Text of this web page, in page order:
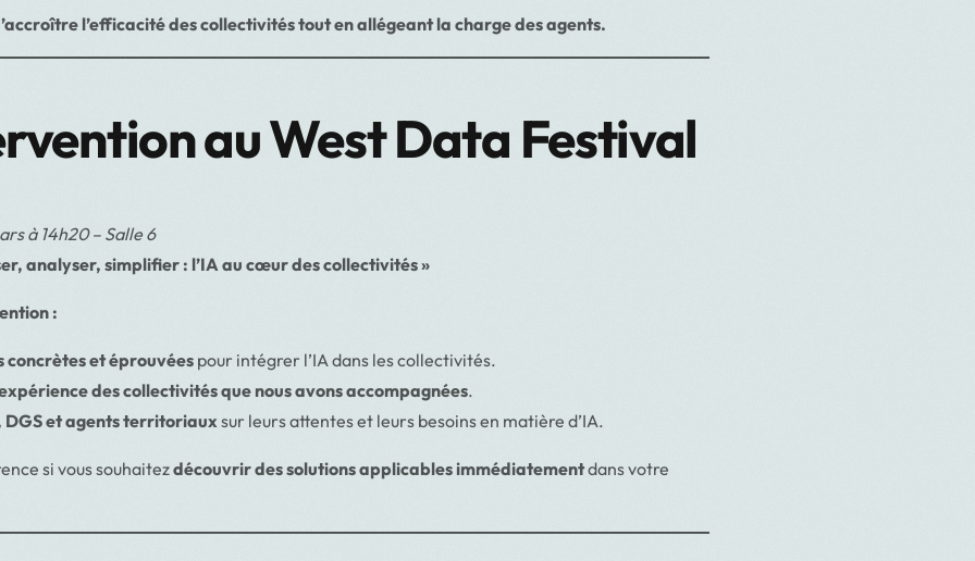
l’efficacité des collectivités tout en allégeant la charge des agents.
au West Data Festival
à 14h20 – Salle 6
analyser, simplifier : l’IA au cœur des collectivités »
:
concrètes et éprouvées pour intégrer l’IA dans les collectivités.
des collectivités que nous avons accompagnées.
DGS et agents territoriaux sur leurs attentes et leurs besoins en matière d’IA.
si vous souhaitezdécouvrir des solutions applicables immédiatementdans votre